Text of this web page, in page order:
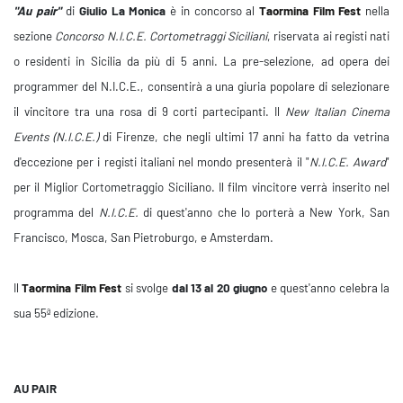
"Au pair" diGiulio La Monica è in concorso al Taormina Film Fest nella
sezione Concorso N.I.C.E. Cortometraggi Siciliani, riservata ai registi nati
o residenti in Sicilia da più di 5 anni. La pre-selezione, ad opera dei
programmer del N.I.C.E., consentirà a una giuria popolare di selezionare
il vincitore tra una rosa di 9 corti partecipanti. Il New Italian Cinema
Events (N.I.C.E.)di Firenze, che negli ultimi 17 anni ha fatto da vetrina
d'eccezione per i registi italiani nel mondo presenterà il "N.I.C.E. Award"
per il Miglior Cortometraggio Siciliano. Il film vincitore verrà inserito nel
programma del N.I.C.E. di quest'anno che lo porterà a New York, San
Francisco, Mosca, San Pietroburgo, e Amsterdam.
IlTaormina Film Fest si svolge dal 13 al 20 giugno e quest'anno celebra la
sua 55ª edizione.
AU PAIR